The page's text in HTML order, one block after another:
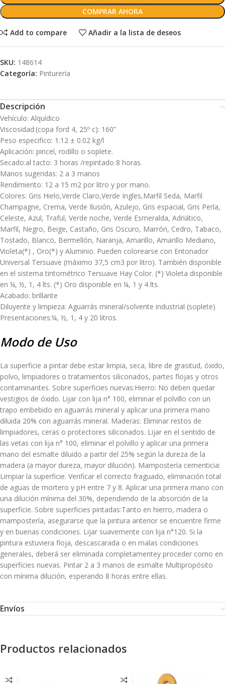
COMPRAR AHORA
Add to compare Añadir a la lista de deseos
SKU: 148614
Categoría: Pinturería
Descripción
Vehículo: Alquídico
Viscosidad:(copa ford 4, 25º c): 160”
Peso especifico: 1.12 ± 0.02 kg/l
Aplicación: pincel, rodillo o soplete.
Secado:al tacto: 3 horas /repintado 8 horas.
Manos sugeridas: 2 a 3 manos
Rendimiento: 12 a 15 m2 por litro y por mano.
Colores: Gris Hielo,Verde Claro,Verde Ingles,Marfil Seda, Marfil
Champagne, Crema, Verde Ilusión, Azulejo, Gris espacial, Gris Perla,
Celeste, Azul, Traful, Verde noche, Verde Esmeralda, Adriático,
Marfil, Negro, Beige, Castaño, Gris Oscuro, Marrón, Cedro, Tabaco,
Tostado, Blanco, Bermellón, Naranja, Amarillo, Amarillo Mediano,
Violeta(*) , Oro(*) y Aluminio. Pueden colorearse con Entonador
Universal Tersuave (máximo 37,5 cm3 por litro). También disponible
en el sistema tintométrico Tersuave Hay Color. (*) Violeta disponible
en ¼, ½, 1, 4 lts. (*) Oro disponible en ¼, 1 y 4 lts.
Acabado: brillante
Diluyente y limpieza: Aguarrás mineral/solvente industrial (soplete)
Presentaciones:¼, ½, 1, 4 y 20 litros.
Modo de Uso
La superficie a pintar debe estar limpia, seca, libre de grasitud, óxido,
polvo, limpiadores o tratamientos siliconados, partes flojas y otros
contaminantes. Sobre superficies nuevas:Hierro: No deben quedar
vestigios de óxido. Lijar con lija n° 100, eliminar el polvillo con un
trapo embebido en aguarrás mineral y aplicar una primera mano
diluida 20% con aguarrás mineral. Maderas: Eliminar restos de
limpiadores, ceras o protectores siliconados. Lijar en el sentido de
las vetas con lija n° 100, eliminar el polvillo y aplicar una primera
mano del esmalte diluido a partir del 25% según la dureza de la
madera (a mayor dureza, mayor dilución). Mampostería cementicia:
Limpiar la superficie. Verificar el correcto fraguado, eliminación total
de aguas de mortero y pH entre 7 y 8. Aplicar una primera mano con
una dilución mínima del 30%, dependiendo de la absorción de la
superficie. Sobre superficies pintadas:Tanto en hierro, madera o
mampostería, asegurarse que la pintura anterior se encuentre firme
y en buenas condiciones. Lijar suavemente con lija n°120. Si la
pintura estuviera floja, descascarada o en malas condiciones
generales, deberá ser eliminada completamentey proceder como en
superficies nuevas. Pintar 2 a 3 manos de esmalte Multipropósito
con mínima dilución, esperando 8 horas entre ellas.
Envíos
Productos relacionados